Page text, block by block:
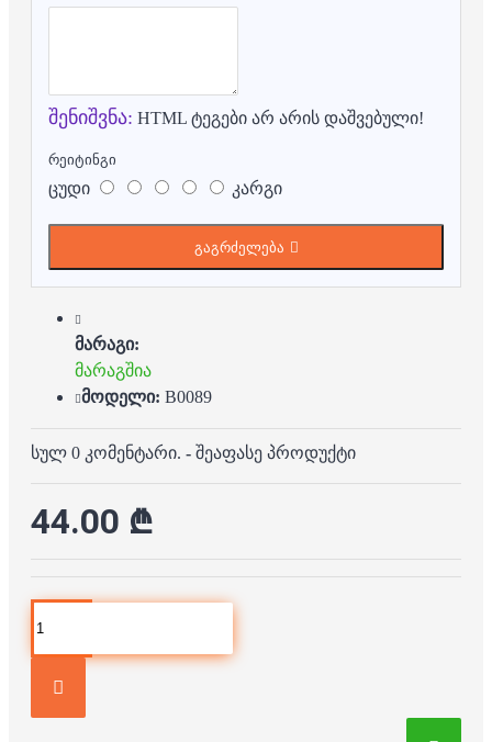
შენიშვნა: HTML ტეგები არ არის დაშვებული!
რეიტინგი
ცუდი კარგი
გაგრძელება
მარაგი:
მარაგშია
მოდელი: B0089
სულ 0 კომენტარი. - შეაფასე პროდუქტი
44.00 ₾